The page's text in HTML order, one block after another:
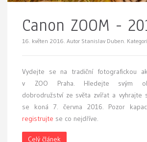
Canon ZOOM -
16. květen 2016. Autor Stanislav Duben.
Vydejte se na tradiční fotografickou
v ZOO Praha. Hledejte svým
dobrodružství ze světa zvířat a vyhrajte
se koná 7. června 2016. Pozor
registrujte se co nejdříve.
Celý článek